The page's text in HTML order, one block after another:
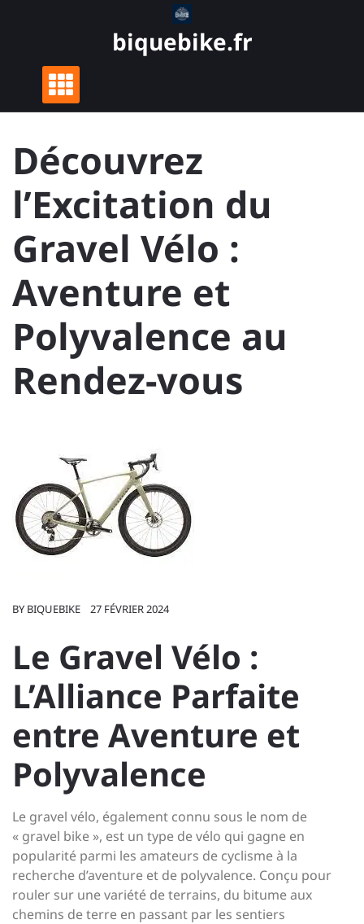
biquebike.fr
Découvrez
l’Excitation du
Gravel Vélo :
Aventure et
Polyvalence au
Rendez-vous
BY BIQUEBIKE 27 FÉVRIER 2024
Le Gravel Vélo :
L’Alliance Parfaite
entre Aventure et
Polyvalence
Le gravel vélo, également connu sous le nom de
« gravel bike », est un type de vélo qui gagne en
popularité parmi les amateurs de cyclisme à la
recherche d’aventure et de polyvalence. Conçu pour
rouler sur une variété de terrains, du bitume aux
chemins de terre en passant par les sentiers